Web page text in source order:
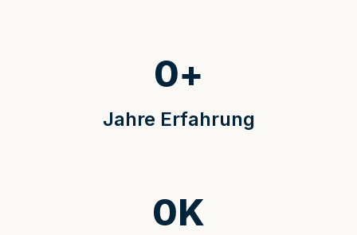
Jahre Erfahrung
0+
0K